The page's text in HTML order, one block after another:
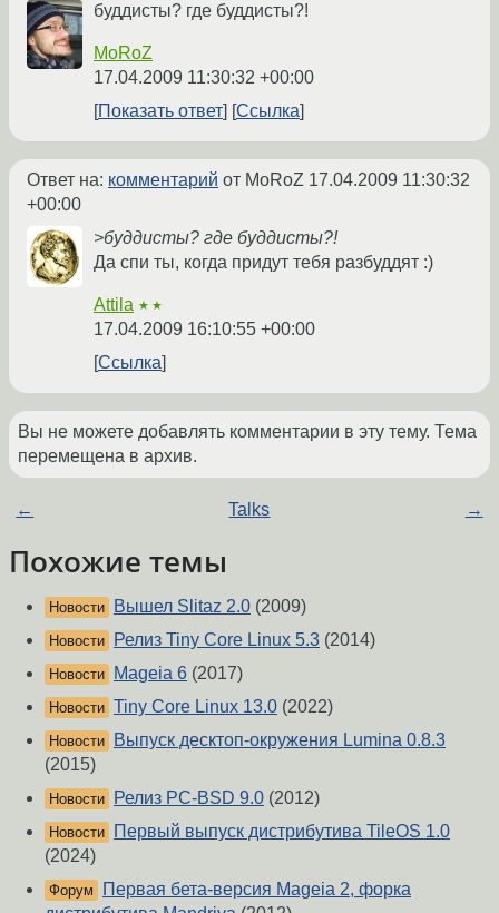
буддисты? где буддисты?!
MoRoZ
17.04.2009 11:30:32 +00:00
Показать ответ
Ссылка
Ответ на: комментарий от MoRoZ 17.04.2009 11:30:32
+00:00
>буддисты? где буддисты?!
Да спи ты, когда придут тебя разбуддят :)
Attila ★★
17.04.2009 16:10:55 +00:00
Ссылка
Вы не можете добавлять комментарии в эту тему. Тема
перемещена в архив.
← Talks →
Похожие темы
Новости Вышел Slitaz 2.0 (2009)
Новости Релиз Tiny Core Linux 5.3 (2014)
Новости Mageia 6 (2017)
Новости Tiny Core Linux 13.0 (2022)
Новости
Выпуск десктоп-окружения Lumina 0.8.3
(2015)
Новости Релиз PC-BSD 9.0 (2012)
Новости
Первый выпуск дистрибутива TileOS 1.0
(2024)
Форум
Первая бета-версия Mageia 2, форка